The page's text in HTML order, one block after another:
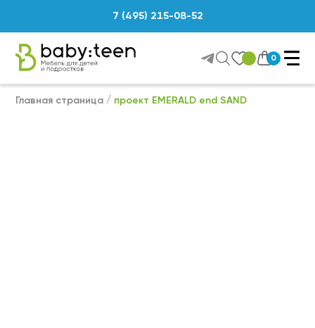
7 (495) 215-08-52
0
Главная страница проект EMERALD end SAND